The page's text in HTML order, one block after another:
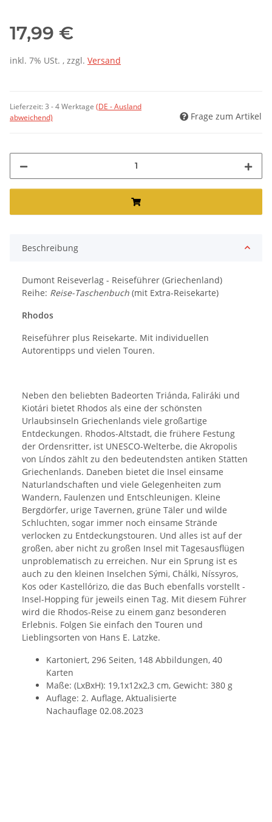
17,99 €
inkl. 7% USt. , zzgl. Versand
Lieferzeit:3 - 4 Werktage (DE - Ausland
abweichend)
Frage zum Artikel
Beschreibung
Dumont Reiseverlag - Reiseführer (Griechenland)
Reihe: Reise-Taschenbuch (mit Extra-Reisekarte)
Rhodos
Reiseführer plus Reisekarte. Mit individuellen
Autorentipps und vielen Touren.
Neben den beliebten Badeorten Triánda, Faliráki und
Kiotári bietet Rhodos als eine der schönsten
Urlaubsinseln Griechenlands viele großartige
Entdeckungen. Rhodos-Altstadt, die frühere Festung
der Ordensritter, ist UNESCO-Welterbe, die Akropolis
von Líndos zählt zu den bedeutendsten antiken Stätten
Griechenlands. Daneben bietet die Insel einsame
Naturlandschaften und viele Gelegenheiten zum
Wandern, Faulenzen und Entschleunigen. Kleine
Bergdörfer, urige Tavernen, grüne Täler und wilde
Schluchten, sogar immer noch einsame Strände
verlocken zu Entdeckungstouren. Und alles ist auf der
großen, aber nicht zu großen Insel mit Tagesausflügen
unproblematisch zu erreichen. Nur ein Sprung ist es
auch zu den kleinen Inselchen Sými, Chálki, Níssyros,
Kos oder Kastellórizo, die das Buch ebenfalls vorstellt -
Insel-Hopping für jeweils einen Tag. Mit diesem Führer
wird die Rhodos-Reise zu einem ganz besonderen
Erlebnis. Folgen Sie einfach den Touren und
Lieblingsorten von Hans E. Latzke.
Kartoniert, 296 Seiten, 148 Abbildungen, 40
Karten
Maße: (LxBxH): 19,1x12x2,3 cm, Gewicht: 380 g
Auflage: 2. Auflage, Aktualisierte
Nachauflage 02.08.2023